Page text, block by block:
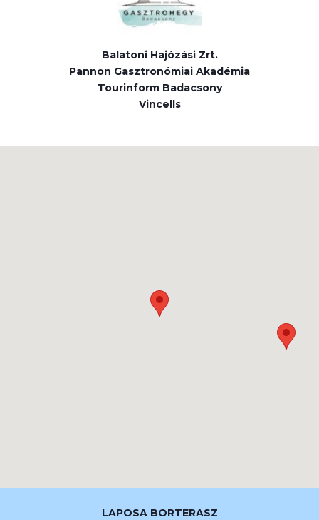
Balatoni Hajózási Zrt.
Pannon Gasztronómiai Akadémia
Tourinform Badacsony
Vincells
LAPOSA BORTERASZ